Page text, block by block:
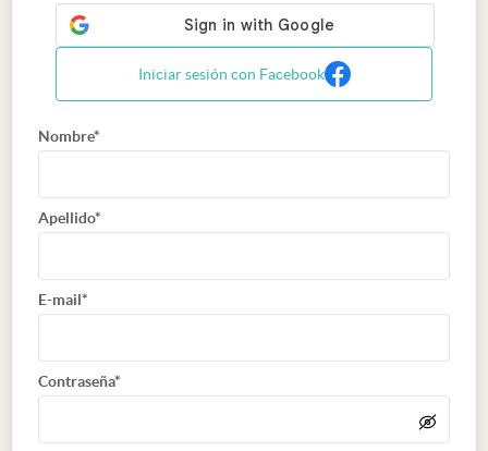
Iniciar sesión con Facebook
Nombre*
Apellido*
E-mail*
Contraseña*